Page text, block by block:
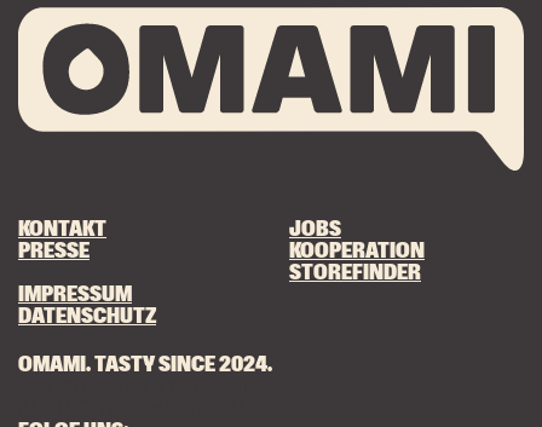
KONTAKT
PRESSE
JOBS
KOOPERATION
STOREFINDER
IMPRESSUM
DATENSCHUTZ
OMAMI. TASTY SINCE 2024.